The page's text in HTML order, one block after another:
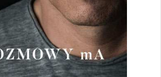
rowy, a nawet
Prawie wszystkie
taksonów
ikrę w podłożu. Jaja